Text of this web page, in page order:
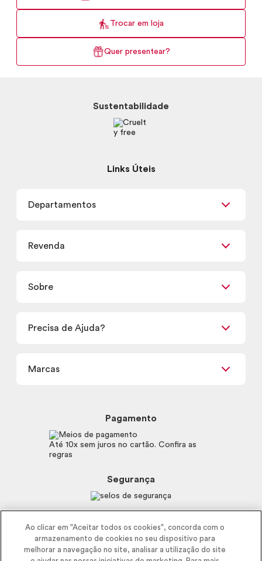
Trocar em loja
Quer presentear?
Sustentabilidade
Links Úteis
Departamentos
Skincare
Revenda
Quero ser Revendedor
Sobre
Nossas Lojas
Código de defesa do consumidor
Trabalhe com a gente
Recomendações Covid19
Precisa de Ajuda?
Frete e Entrega
Fale Conosco
E-mail
Marcas
Pagamento
Até 10x sem juros no cartão. Confira as
regras
Segurança
Ao clicar em "Aceitar todos os cookies", concorda com o
armazenamento de cookies no seu dispositivo para
melhorar a navegação no site, analisar a utilização do site